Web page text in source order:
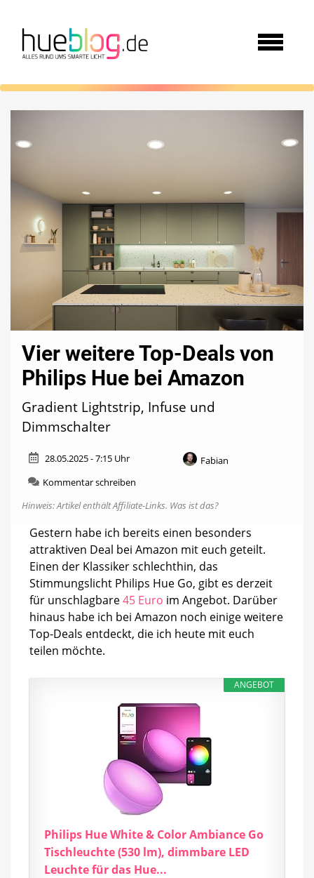
Vier weitere Top-Deals von
Philips Hue bei Amazon
Gradient Lightstrip, Infuse und
Dimmschalter
28.05.2025 - 7:15 Uhr
Fabian
Kommentar schreiben
weitere
Deals
von
Philips
bei
Amazon
Hinweis: Artikel enthält Affiliate-Links. Was ist das?
Gestern habe ich bereits einen besonders
attraktiven Deal bei Amazon mit euch geteilt.
Einen der Klassiker schlechthin, das
Stimmungslicht Philips Hue Go, gibt es derzeit
für unschlagbare45 Euro im Angebot. Darüber
hinaus habe ich bei Amazon noch einige weitere
Top-Deals entdeckt, die ich heute mit euch
teilen möchte.
ANGEBOT
Philips Hue White & Color Ambiance Go
Tischleuchte (530 lm), dimmbare LED
Leuchte für das Hue...